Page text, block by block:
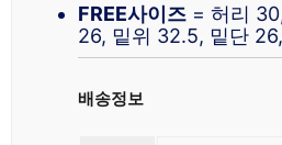
FREE사이즈 = 허리
26, 밑위 32.5, 밑단
배송정보